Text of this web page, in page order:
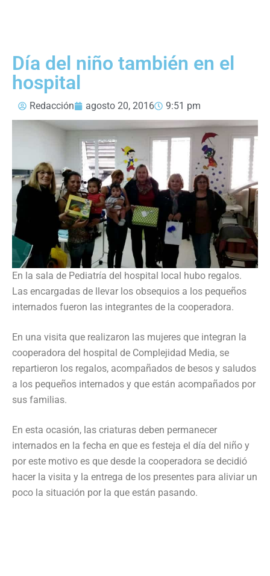
Día del niño también en el
hospital
Redacción agosto 20, 2016 9:51 pm
En la sala de Pediatría del hospital local hubo regalos.
Las encargadas de llevar los obsequios a los pequeños
internados fueron las integrantes de la cooperadora.
En una visita que realizaron las mujeres que integran la
cooperadora del hospital de Complejidad Media, se
repartieron los regalos, acompañados de besos y saludos
a los pequeños internados y que están acompañados por
sus familias.
En esta ocasión, las criaturas deben permanecer
internados en la fecha en que es festeja el día del niño y
por este motivo es que desde la cooperadora se decidió
hacer la visita y la entrega de los presentes para aliviar un
poco la situación por la que están pasando.